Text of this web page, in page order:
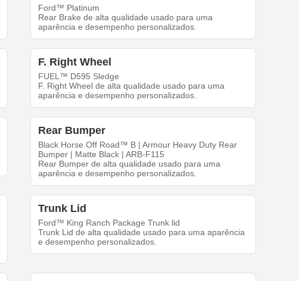
Ford™ Platinum
Rear Brake de alta qualidade usado para uma
aparência e desempenho personalizados.
F. Right Wheel
FUEL™ D595 Sledge
F. Right Wheel de alta qualidade usado para uma
aparência e desempenho personalizados.
Rear Bumper
Black Horse Off Road™ B | Armour Heavy Duty Rear
Bumper | Matte Black | ARB-F115
Rear Bumper de alta qualidade usado para uma
aparência e desempenho personalizados.
Trunk Lid
Ford™ King Ranch Package Trunk lid
Trunk Lid de alta qualidade usado para uma aparência
e desempenho personalizados.